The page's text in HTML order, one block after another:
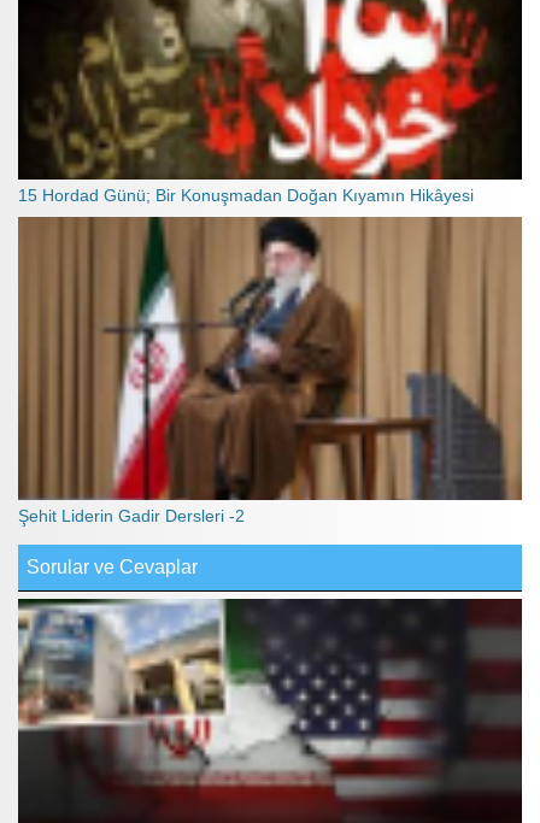
15 Hordad Günü; Bir Konuşmadan Doğan Kıyamın Hikâyesi
Şehit Liderin Gadir Dersleri -2
Sorular ve Cevaplar